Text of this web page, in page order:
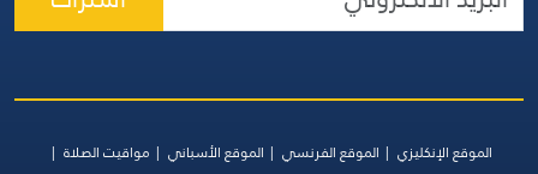
الموقع الإنكليزي الموقع الفرنسي الموقع الأسباني
مواقيت الصلاة